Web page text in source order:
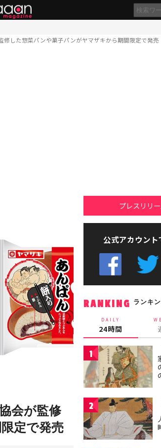
した惣菜パンや菓子パンがヤマザキから期間限定で発売
会が監修
定で発売
プレスリリ
公式アカウント
RANKING ランキ
DAILY
24時間
1
2